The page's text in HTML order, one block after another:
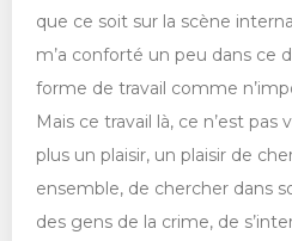
que ce soit sur la scène
m’a conforté un peu dans ce
forme de travail comme
Mais ce travail là, ce n’est pas
plus un plaisir, un plaisir de
ensemble, de chercher dans
des gens de la crime, de